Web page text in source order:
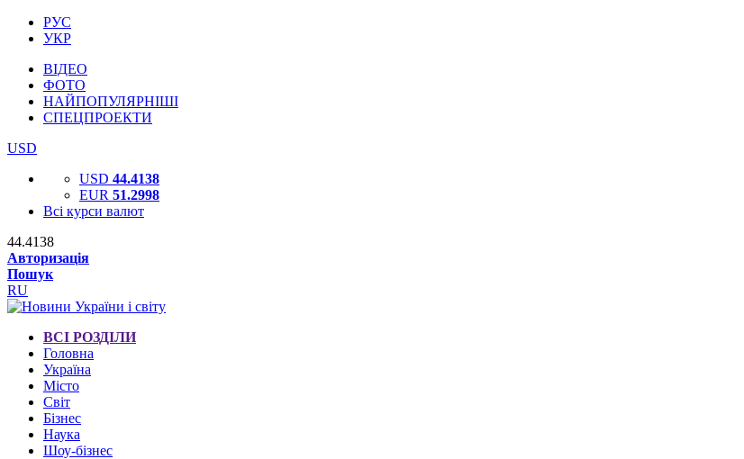
РУС
УКР
ВІДЕО
ФОТО
НАЙПОПУЛЯРНІШІ
СПЕЦПРОЕКТИ
USD
USD 44.4138
EUR 51.2998
Всі курси валют
44.4138
Авторизація
Пошук
RU
ВСІ РОЗДІЛИ
Головна
Україна
Місто
Світ
Бізнес
Наука
Шоу-бізнес